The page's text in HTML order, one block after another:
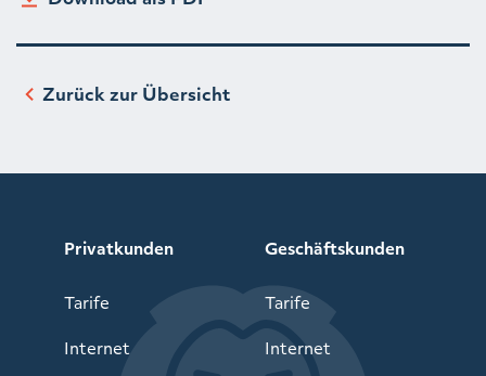
Zurück zur Übersicht
Privatkunden
Tarife
Internet
Geschäftskunden
Tarife
Internet